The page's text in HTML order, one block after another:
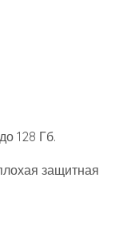
128 Гб.
защитная